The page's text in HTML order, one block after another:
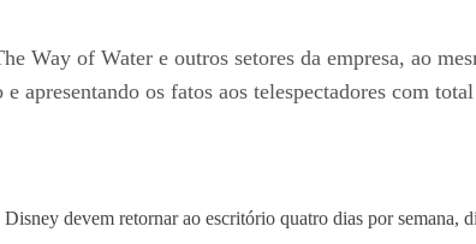
Way of Water e outros setores da empresa, ao
apresentando os fatos aos telespectadores com